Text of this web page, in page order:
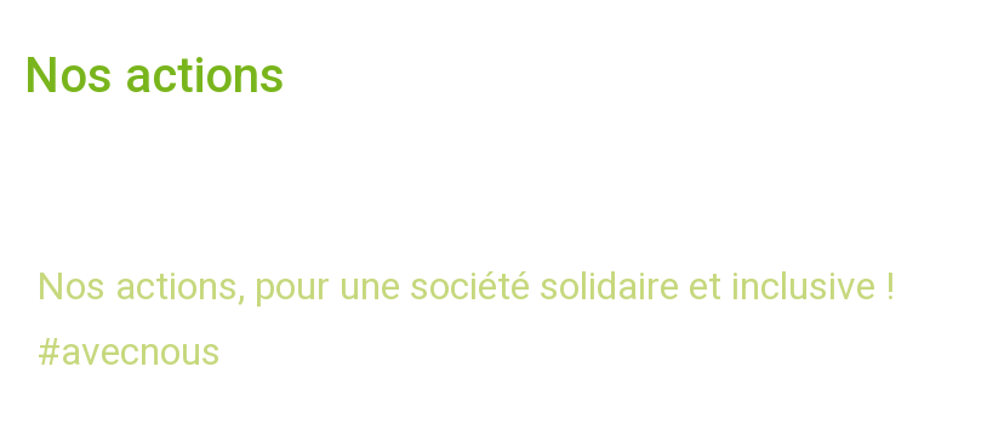
Nos actions
Nos actions, pour une société solidaire et inclusive !
#avecnous